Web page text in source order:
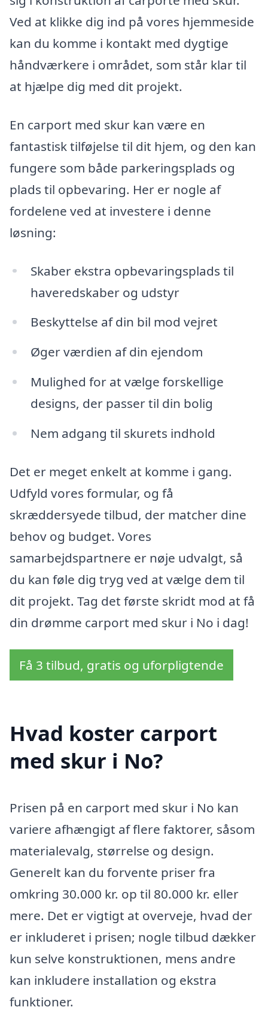
Ved at klikke dig ind på vores hjemmeside
kan du komme i kontakt med dygtige
håndværkere i området, som står klar til
at hjælpe dig med dit projekt.
En carport med skur kan være en
fantastisk tilføjelse til dit hjem, og den kan
fungere som både parkeringsplads og
plads til opbevaring. Her er nogle af
fordelene ved at investere i denne
løsning:
Skaber ekstra opbevaringsplads til
haveredskaber og udstyr
Beskyttelse af din bil mod vejret
Øger værdien af din ejendom
Mulighed for at vælge forskellige
designs, der passer til din bolig
Nem adgang til skurets indhold
Det er meget enkelt at komme i gang.
Udfyld vores formular, og få
skræddersyede tilbud, der matcher dine
behov og budget. Vores
samarbejdspartnere er nøje udvalgt, så
du kan føle dig tryg ved at vælge dem til
dit projekt. Tag det første skridt mod at få
din drømme carport med skur i No i dag!
Få 3 tilbud, gratis og uforpligtende
Hvad koster carport
med skur i No?
Prisen på en carport med skur i No kan
variere afhængigt af flere faktorer, såsom
materialevalg, størrelse og design.
Generelt kan du forvente priser fra
omkring 30.000 kr. op til 80.000 kr. eller
mere. Det er vigtigt at overveje, hvad der
er inkluderet i prisen; nogle tilbud dækker
kun selve konstruktionen, mens andre
kan inkludere installation og ekstra
funktioner.